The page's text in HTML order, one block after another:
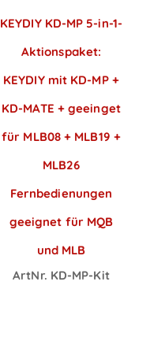
KEYDIY KD-MP 5-in-1-
Aktionspaket:
KEYDIY mit KD-MP +
KD-MATE + geeinget
für MLB08 + MLB19 +
MLB26
Fernbedienungen
geeignet für MQB
und MLB
ArtNr. KD-MP-Kit